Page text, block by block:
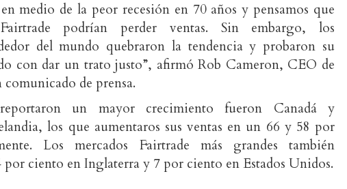
medio de la peor recesión en 70 años y pensamos que
podrían perder ventas. Sin embargo, los
del mundo quebraron la tendencia y probaron su
con dar un trato justo”, afirmó Rob Cameron, CEO de
de prensa.
un mayor crecimiento fueron Canadá y
los que aumentaros sus ventas en un 66 y 58 por
Los mercados Fairtrade más grandes también
por ciento en Inglaterra y 7 por ciento en Estados Unidos.